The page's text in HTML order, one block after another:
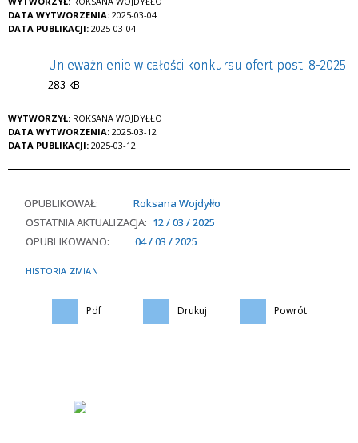
DATA WYTWORZENIA: 2025-03-04
DATA PUBLIKACJI: 2025-03-04
Unieważnienie w całości konkursu ofert post. 8-2025
283 kB
WYTWORZYŁ: ROKSANA WOJDYŁŁO
DATA WYTWORZENIA: 2025-03-12
DATA PUBLIKACJI: 2025-03-12
OPUBLIKOWAŁ:
Roksana Wojdyłło
OSTATNIA AKTUALIZACJA: 12 / 03 / 2025
OPUBLIKOWANO:
04 / 03 / 2025
HISTORIA ZMIAN
Pdf Drukuj Powrót